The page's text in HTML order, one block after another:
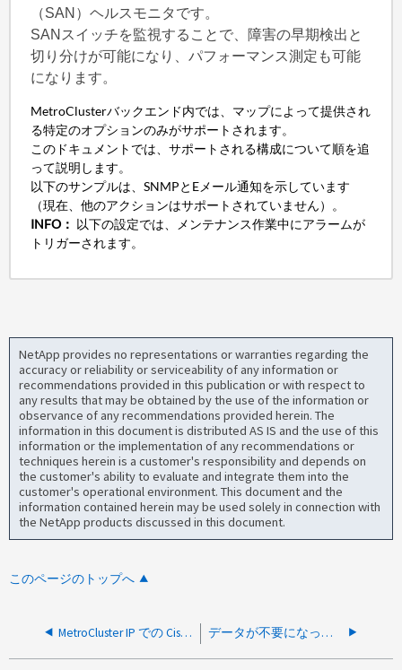
（SAN）ヘルスモニタです。
SANスイッチを監視することで、障害の早期検出と
切り分けが可能になり、パフォーマンス測定も可能
になります。
MetroClusterバックエンド内では、マップによって提供され
る特定のオプションのみがサポートされます。
このドキュメントでは、サポートされる構成について順を追
って説明します。
以下のサンプルは、SNMPとEメール通知を示しています
（現在、他のアクションはサポートされていません）。
INFO： 以下の設定では、メンテナンス作業中にアラームが
トリガーされます。
NetApp provides no representations or warranties regarding the
accuracy or reliability or serviceability of any information or
recommendations provided in this publication or with respect to
any results that may be obtained by the use of the information or
observance of any recommendations provided herein. The
information in this document is distributed AS IS and the use of this
information or the implementation of any recommendations or
techniques herein is a customer's responsibility and depends on
the customer's ability to evaluate and integrate them into the
customer's operational environment. This document and the
information contained herein may be used solely in connection with
the NetApp products discussed in this document.
このページのトップへ
MetroCluster IP での Cisco Discovery Protocol （ CDP ）の設定方法 データが不要になった場合に、ファブリック MetroCluster を 2 つのクラスタに変換する方法